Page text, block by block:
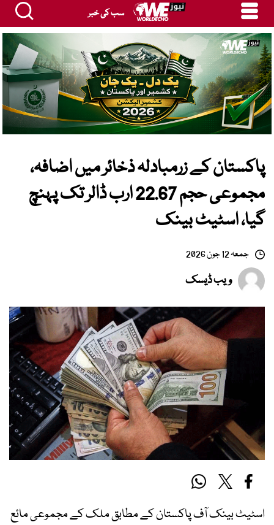
سب کی خبر
پاکستان کے زرمبادلہ ذخائر میں اضافہ،
مجموعی حجم 22.67 ارب ڈالر تک پہنچ
گیا، اسٹیٹ بینک
جمعہ 12 جون 2026
ویب ڈیسک
اسٹیٹ بینک آف پاکستان کے مطابق ملک کے مجموعی مائع